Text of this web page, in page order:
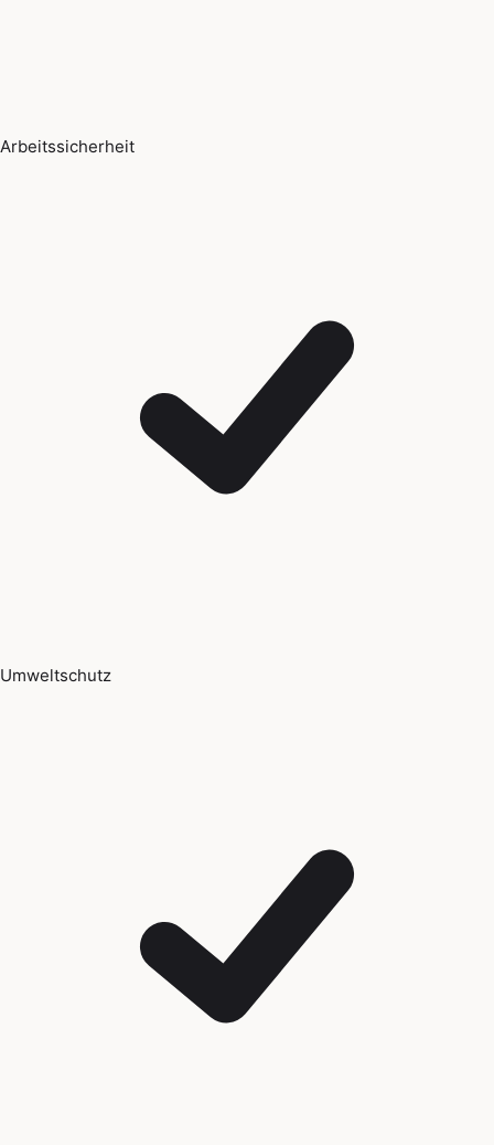
Arbeitssicherheit
Umweltschutz